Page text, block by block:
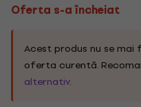
Oferta s-a încheiat
Acest produs nu se
oferta curentă.
alternativ.